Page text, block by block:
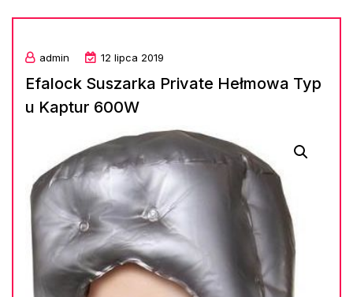
admin 12 lipca 2019
Efalock Suszarka Private Hełmowa Typ
u Kaptur 600W